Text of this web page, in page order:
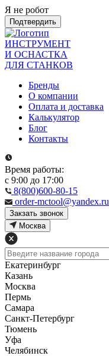
Я не робот
Подтвердить
ИНСТРУМЕНТ
И ОСНАСТКА
ДЛЯ СТАНКОВ
Бренды
О компании
Оплата и доставка
Калькулятор
Блог
Контакты
Время работы:
с 9:00 до 17:00
8(800)600-80-15
order-mctool@yandex.ru
Закзать звонок
Москва
Екатеринбург
Казань
Москва
Пермь
Самара
Санкт-Петербург
Тюмень
Уфа
Челябинск